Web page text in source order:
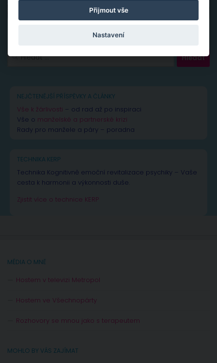
Vyhledávání
NEJČTENĚJŠÍ PŘÍSPĚVKY A ČLÁNKY
Vše k žárlivosti – od rad až po inspiraci
Vše o manželské a partnerské krizi
Rady pro manžele a páry – poradna
TECHNIKA KERP
Technika Kognitivně emoční revitalizace psychiky – Vaše
cesta k harmonii a výkonnosti duše.
Zjistit více o technice KERP
MÉDIA O MNĚ
Hostem v televizi Metropol
Hostem ve Všechnopárty
Rozhovory se mnou jako s terapeutem
MOHLO BY VÁS ZAJÍMAT
Přijmout vše
Nastavení